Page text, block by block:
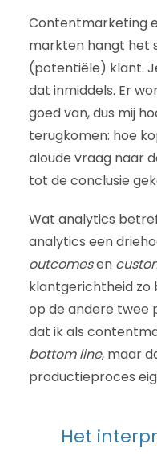
Contentmarketing
markten hangt het
(potentiële) klant.
dat inmiddels. Er
goed van, dus mij
terugkomen: hoe
aloude vraag naar
tot de conclusie
Wat analytics
analytics een
outcomesen
klantgerichtheid zo
op de andere twee
dat ik als
bottom line, maar
productieproces
Het